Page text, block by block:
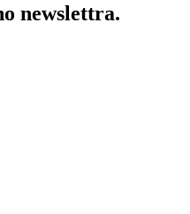
newslettra.